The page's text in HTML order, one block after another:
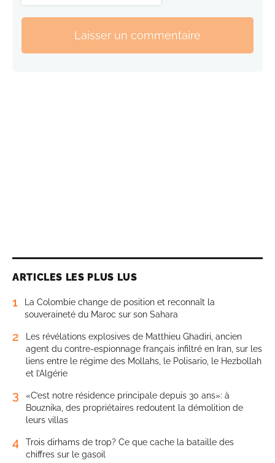
Laisser un commentaire
ARTICLES LES PLUS LUS
1
La Colombie change de position et reconnaît la
souveraineté du Maroc sur son Sahara
2
Les révélations explosives de Matthieu Ghadiri, ancien
agent du contre-espionnage français infiltré en Iran, sur les
liens entre le régime des Mollahs, le Polisario, le Hezbollah
et l’Algérie
3
«C’est notre résidence principale depuis 30 ans»: à
Bouznika, des propriétaires redoutent la démolition de
leurs villas
4
Trois dirhams de trop? Ce que cache la bataille des
chiffres sur le gasoil